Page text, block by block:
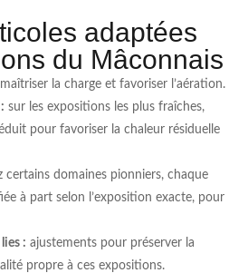
adaptées
du Mâconnais
la charge et favoriser l’aération.
sur les expositions les plus fraîches,
pour favoriser la chaleur résiduelle
certains domaines pionniers, chaque
à part selon l’exposition exacte, pour
: ajustements pour préserver la
propre à ces expositions.